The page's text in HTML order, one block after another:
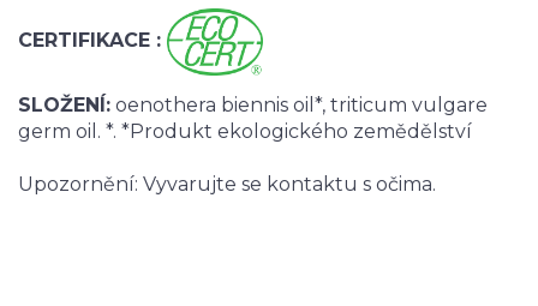
CERTIFIKACE :
SLOŽENÍ: oenothera biennis oil*, triticum vulgare
germ oil. *. *Produkt ekologického zemědělství
Upozornění: Vyvarujte se kontaktu s očima.